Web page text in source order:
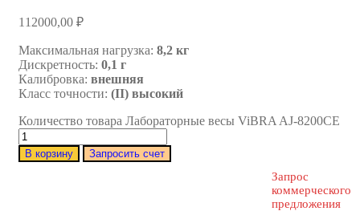
112000,00 ₽
Максимальная нагрузка: 8,2 кг
Дискретность: 0,1 г
Калибровка: внешняя
Класс точности: (II) высокий
Количество товара Лабораторные весы ViBRA AJ-8200CE
В корзину Запросить счет
Запрос
коммерческого
предложения